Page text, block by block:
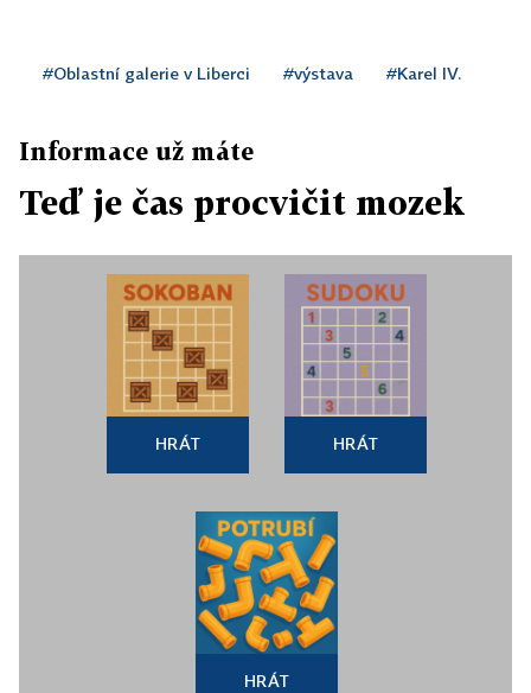
#Oblastní galerie v Liberci #výstava #Karel IV.
Informace už máte
Teď je čas procvičit mozek
HRÁT HRÁT
HRÁT